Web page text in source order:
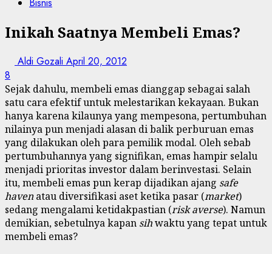
Inikah Saatnya Membeli Emas?
Aldi Gozali April 20, 2012
8
Sejak dahulu, membeli emas dianggap sebagai salah
satu cara efektif untuk melestarikan kekayaan. Bukan
hanya karena kilaunya yang mempesona, pertumbuhan
nilainya pun menjadi alasan di balik perburuan emas
yang dilakukan oleh para pemilik modal. Oleh sebab
pertumbuhannya yang signifikan, emas hampir selalu
menjadi prioritas investor dalam berinvestasi. Selain
itu, membeli emas pun kerap dijadikan ajang safe
havenatau diversifikasi aset ketika pasar (market)
sedang mengalami ketidakpastian (risk averse). Namun
demikian, sebetulnya kapan sihwaktu yang tepat untuk
membeli emas?